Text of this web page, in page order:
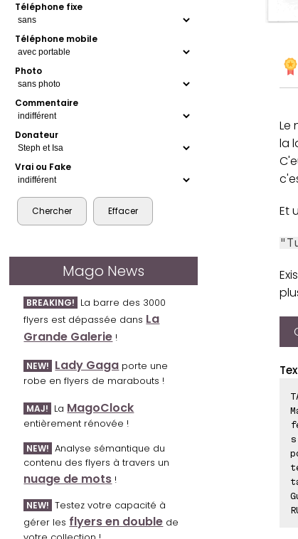
Téléphone fixe
Téléphone mobile
Photo
Commentaire
Donateur
Vrai ou Fake
Mago News
BREAKING! La barre des 3000
flyers est dépassée dans La
Grande Galerie !
NEW! Lady Gaga porte une
robe en flyers de marabouts !
MAJ! La MagoClock
entièrement rénovée !
NEW! Analyse sémantique du
contenu des flyers à travers un
nuage de mots !
NEW! Testez votre capacité à
gérer les flyers en double de
Le
la
Et